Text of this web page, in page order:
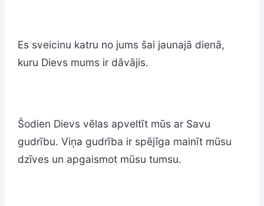
Es sveicinu katru no jums šai jaunajā dienā,
kuru Dievs mums ir dāvājis.
Šodien Dievs vēlas apveltīt mūs ar Savu
gudrību. Viņa gudrība ir spējīga mainīt mūsu
dzīves un apgaismot mūsu tumsu.